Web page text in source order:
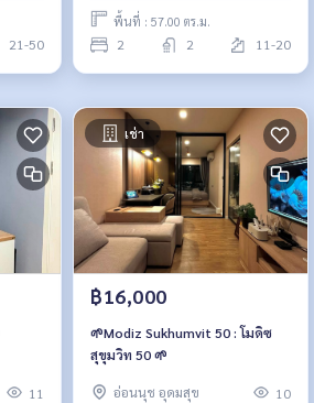
21-50
พื้นที่ : 57.00 ตร.ม.
2 2 11-20
11
เช่า
฿16,000
🌱Modiz Sukhumvit 50 : โมดิซ
สุขุมวิท 50 🌱
อ่อนนุช อุดมสุข 10